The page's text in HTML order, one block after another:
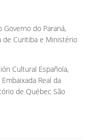
do Paraná,
de Curitiba e Ministério
Cultural Española,
Real da
de Québec São